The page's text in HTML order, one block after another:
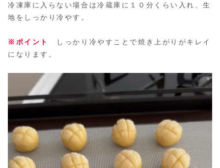
冷凍庫に入らない場合は冷蔵庫に１０分くらい入れ、生
地をしっかり冷やす。
※ポイント
しっかり冷やすことで焼き上がりがキレイ
になります。